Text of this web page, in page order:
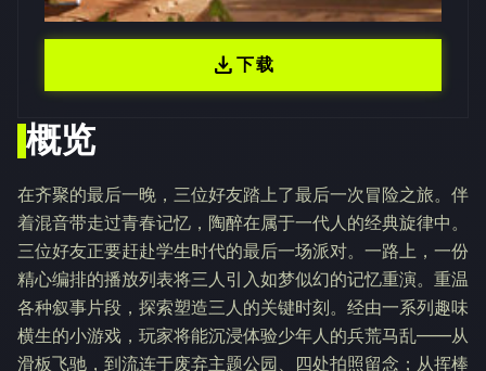
概览
在齐聚的最后一晚，三位好友踏上了最后一次冒险之旅。伴
着混音带走过青春记忆，陶醉在属于一代人的经典旋律中。
三位好友正要赶赴学生时代的最后一场派对。一路上，一份
精心编排的播放列表将三人引入如梦似幻的记忆重演。重温
各种叙事片段，探索塑造三人的关键时刻。经由一系列趣味
横生的小游戏，玩家将能沉浸体验少年人的兵荒马乱——从
滑板飞驰，到流连于废弃主题公园、四处拍照留念；从挥棒
download下载